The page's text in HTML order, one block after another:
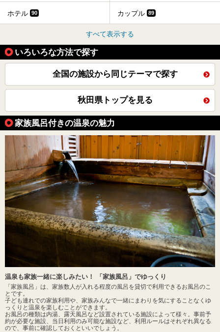
ホテル 90 カップル 89
すべて表示する
いろいろな方法で探す
全国の施設から同じテーマで探す
秋田県トップを見る
家族風呂付きの温泉の魅力
温泉も家族一緒に楽しみたい！ 「家族風呂」でゆっくり
「家族風呂」は、家族数人が入れる程度の風呂を貸切で利用できるお風呂のこ
とです。
子ども連れでの家族利用や、家族みんなで一緒にまわりを気にすることなくゆ
っくりと温泉を楽しむことができます。
お風呂の種類は内湯、露天風呂など設置されている施設によって様々。事前予
約が必要な施設、当日利用のみ可能な施設など、利用ルールはそれぞれ異なる
ので、事前に確認しておくといいでしょう。